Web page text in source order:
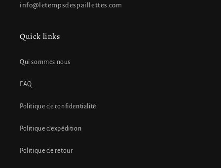
info@letempsdespaillettes.com
Quick links
Qui sommes nous
FAQ
Politique de confidentialité
Politique d'expédition
Politique de retour